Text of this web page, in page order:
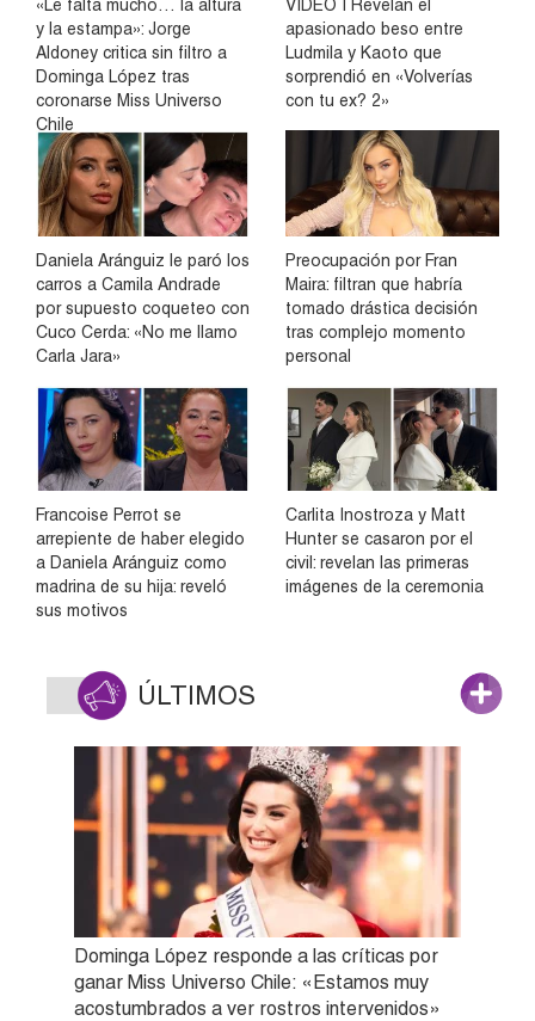
«Le falta mucho… la altura
y la estampa»: Jorge
Aldoney critica sin filtro a
Dominga López tras
coronarse Miss Universo
Chile
VIDEO | Revelan el
apasionado beso entre
Ludmila y Kaoto que
sorprendió en «Volverías
con tu ex? 2»
Daniela Aránguiz le paró los
carros a Camila Andrade
por supuesto coqueteo con
Cuco Cerda: «No me llamo
Carla Jara»
Preocupación por Fran
Maira: filtran que habría
tomado drástica decisión
tras complejo momento
personal
Francoise Perrot se
arrepiente de haber elegido
a Daniela Aránguiz como
madrina de su hija: reveló
sus motivos
Carlita Inostroza y Matt
Hunter se casaron por el
civil: revelan las primeras
imágenes de la ceremonia
ÚLTIMOS
Dominga López responde a las críticas por
ganar Miss Universo Chile: «Estamos muy
acostumbrados a ver rostros intervenidos»